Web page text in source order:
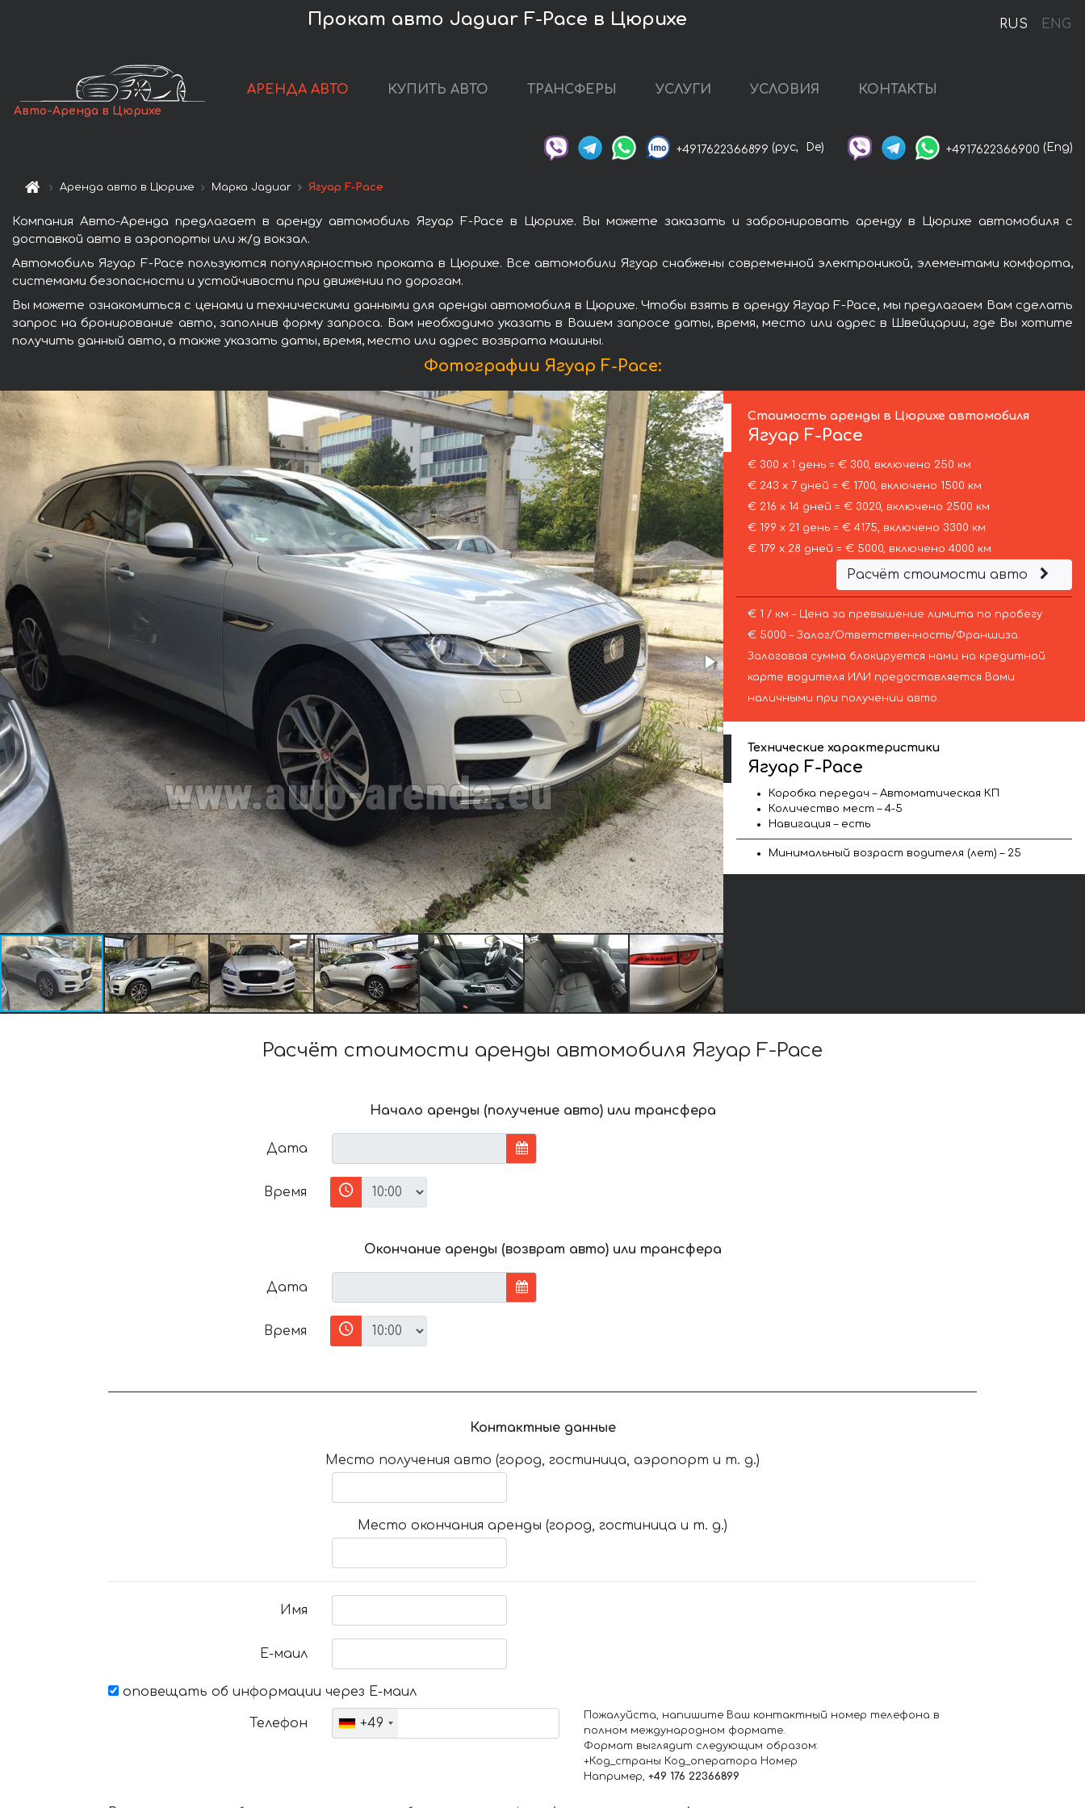
RUS ENG
Прокат авто Jaguar F-Pace в Цюрихе
Авто-Аренда в Цюрихе
АРЕНДА АВТО КУПИТЬ АВТО ТРАНСФЕРЫ УСЛУГИ УСЛОВИЯ КОНТАКТЫ
+4917622366899 (рус, De) +4917622366900 (Eng)
Аренда авто в Цюрихе Марка Jaguar Ягуар F-Pace
Компания Авто-Аренда предлагает в аренду автомобиль Ягуар F-Pace в Цюрихе. Вы можете заказать и забронировать аренду в Цюрихе автомобиля с
доставкой авто в аэропорты или ж/д вокзал.
Автомобиль Ягуар F-Pace пользуются популярностью проката в Цюрихе. Все автомобили Ягуар снабжены современной электроникой, элементами комфорта,
системами безопасности и устойчивости при движении по дорогам.
Вы можете ознакомиться с ценами и техническими данными для аренды автомобиля в Цюрихе. Чтобы взять в аренду Ягуар F-Pace, мы предлагаем Вам сделать
запрос на бронирование авто, заполнив форму запроса. Вам необходимо указать в Вашем запросе даты, время, место или адрес в Швейцарии, где Вы хотите
получить данный авто, а также указать даты, время, место или адрес возврата машины.
Фотографии Ягуар F-Pace:
Стоимость аренды в Цюрихе автомобиля
Ягуар F-Pace
€ 300 х 1 день = € 300, включено 250 км
€ 243 х 7 дней = € 1700, включено 1500 км
€ 216 х 14 дней = € 3020, включено 2500 км
€ 199 х 21 день = € 4175, включено 3300 км
€ 179 х 28 дней = € 5000, включено 4000 км
Расчёт стоимости авто
€ 1 / км – Цена за превышение лимита по пробегу
€ 5000 – Залог/Ответственность/Франшиза.
Залоговая сумма блокируется нами на кредитной
карте водителя ИЛИ предоставляется Вами
наличными при получении авто.
Технические характеристики
Ягуар F-Pace
Коробка передач – Автоматическая КП
Количество мест – 4-5
Навигация – есть
Минимальный возраст водителя (лет) – 25
Расчёт стоимости аренды автомобиля Ягуар F-Pace
Начало аренды (получение авто) или трансфера
Дата
Время
Окончание аренды (возврат авто) или трансфера
Дата
Время
Контактные данные
Место получения авто (город, гостиница, аэропорт и т. д.)
Место окончания аренды (город, гостиница и т. д.)
Имя
Е-маил
оповещать об информации через Е-маил
Телефон +49
Пожалуйста, напишите Ваш контактный номер телефона в
полном международном формате.
Формат выглядит следующим образом:
+Код_страны Код_оператора Номер
Например, +49 176 22366899